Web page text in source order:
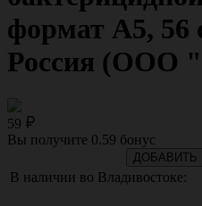
формат А5, 56
Россия (ООО
59
Вы получите 0.59 бонус
ДОБАВИТЬ
В наличии во Владивостоке: